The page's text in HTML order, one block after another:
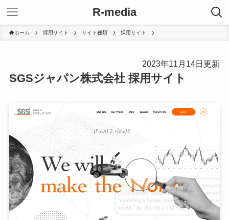
R-media
ホーム 採用サイト サイト種類 採用サイト
2023年11月14日更新
SGSジャパン株式会社 採用サイト